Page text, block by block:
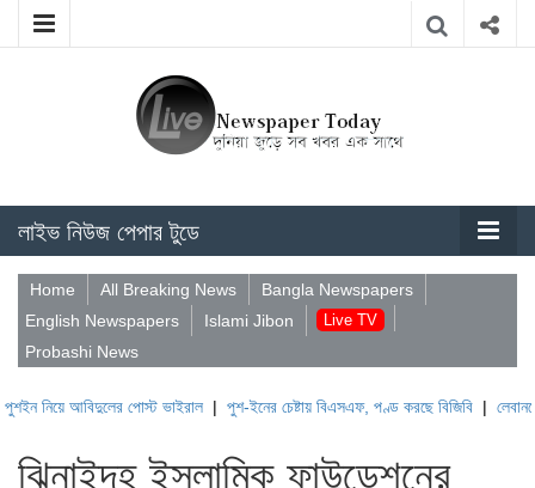
লাইভ নিউজ পেপার টুডে
Home All Breaking News
Bangla Newspapers
English Newspapers
Islami Jibon Live TV
Probashi News
আবিদুলের পোস্ট ভাইরাল| পুশ-ইনের চেষ্টায় বিএসএফ, পণ্ড করছে বিজিবি|লেবাননের
ঝিনাইদহ ইসলামিক ফাউন্ডেশনের